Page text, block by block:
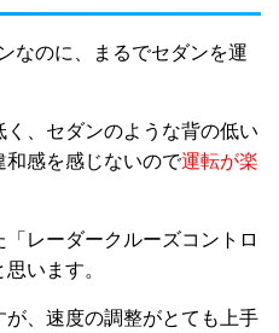
なのに、まるでセダンを運
、セダンのような背の低い
感を感じないので運転が楽
レーダークルーズコントロ
います。
、速度の調整がとても上手